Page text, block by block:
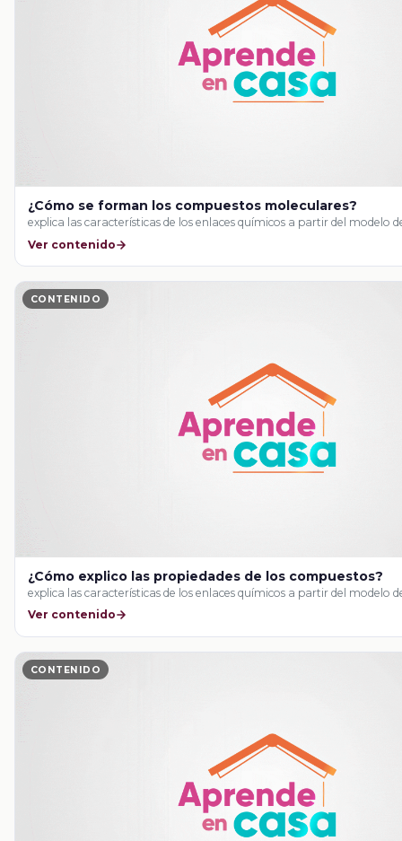
¿Cómo se forman los compuestos moleculares?
explica las características de los enlaces químicos a partir del modelo
Ver contenido
CONTENIDO
¿Cómo explico las propiedades de los compuestos?
explica las características de los enlaces químicos a partir del modelo
Ver contenido
CONTENIDO